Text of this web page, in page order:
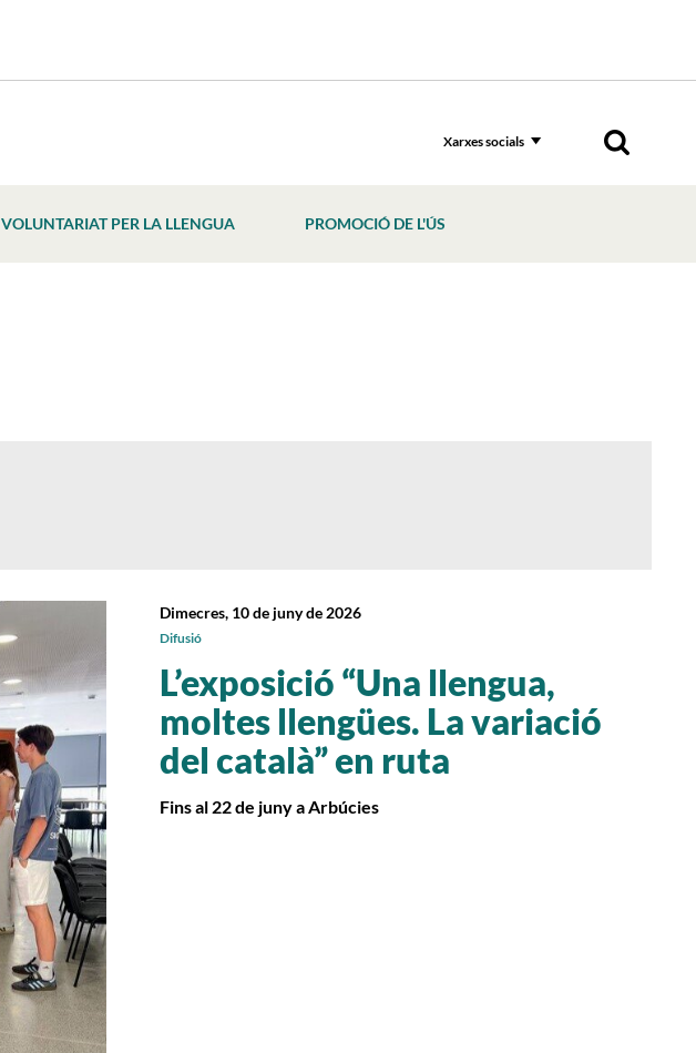
Xarxes socials
VOLUNTARIAT PER LA LLENGUA PROMOCIÓ DE L'ÚS
L’exposició “Una llengua,
moltes llengües. La variació
del català” en ruta
Fins al 22 de juny a Arbúcies
Dimecres, 10 de juny de 2026
Difusió